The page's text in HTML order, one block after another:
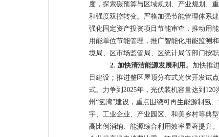
度，探索碳预算与区域规划、产业规划、
和强度双控转变。严格加强节能管理体系
强化固定资产投资项目节能审查，推动用
用能单位节能管理，推广智能化用能监测
境局、区市场监管局、区统计局等部门按
2. 加快清洁能源发展利用。 加快推
目建设； 推进整区屋顶分布式光伏开发试
式。力争到 2025年，光伏装机容量达到 120
州 “氢湾”建设，重点围绕可再生能源制氢
宇、工业企业、产业园区、和美乡村等典
高比例消纳、能源综合利用效率显著提升